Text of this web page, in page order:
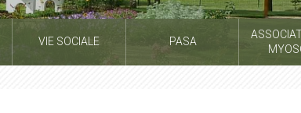
VIE SOCIALE PASA